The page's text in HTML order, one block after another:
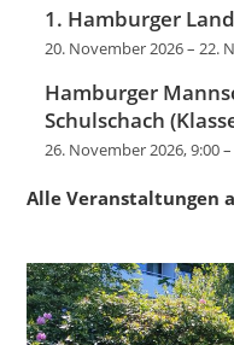
1. Hamburger
20. November 2026–22.
Hamburger
Schulschach
26. November 2026, 9:00–
Alle Veranstaltungen